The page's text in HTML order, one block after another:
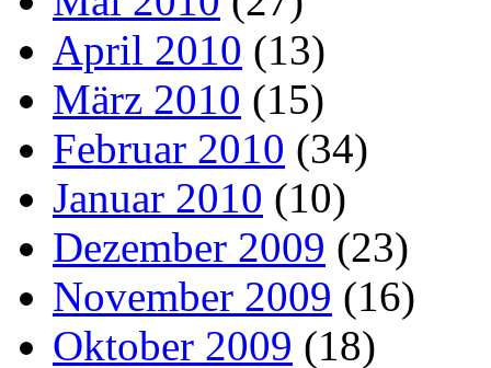
April 2010 (13)
März 2010 (15)
Februar 2010 (34)
Januar 2010 (10)
Dezember 2009 (23)
November 2009 (16)
Oktober 2009 (18)